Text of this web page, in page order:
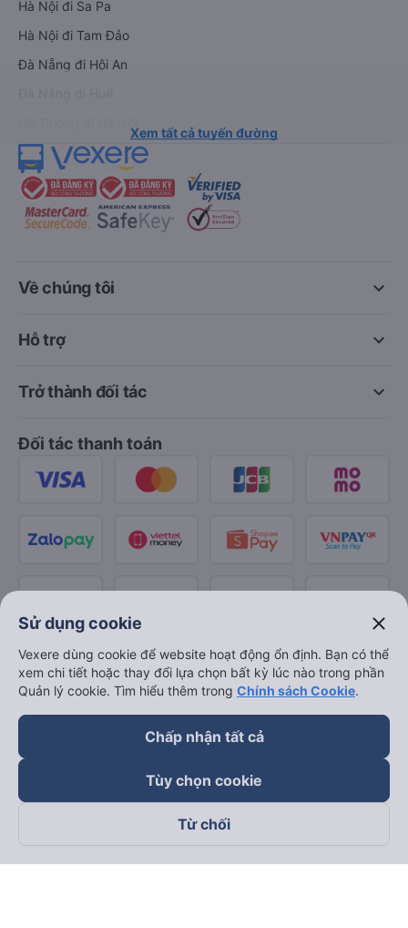
Hà Nội đi Sa Pa
Hà Nội đi Tam Đảo
Đà Nẵng đi Hội An
Xem tất cả tuyến đường
keyboard_arrow_down
Về chúng tôi
keyboard_arrow_down
Hỗ trợ
keyboard_arrow_down
Trở thành đối tác
Đối tác thanh toán
Theo dõi chúng tôi trên
Sử dụng cookie close
Vexere dùng cookie để website hoạt động ổn định. Bạn có thể
xem chi tiết hoặc thay đổi lựa chọn bất kỳ lúc nào trong phần
Quản lý cookie. Tìm hiểu thêm trong Chính sách Cookie.
Chấp nhận tất cả
Tùy chọn cookie
Từ chối